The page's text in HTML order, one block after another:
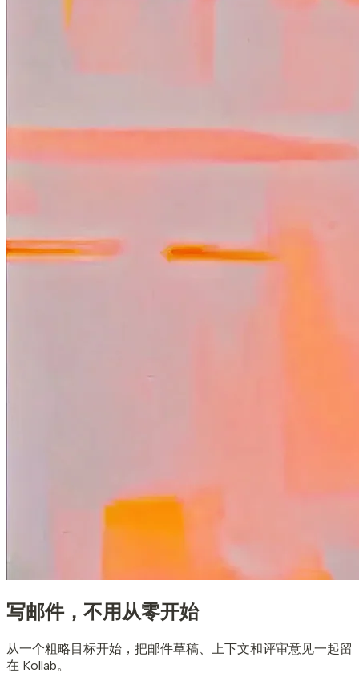
写邮件， 不用从零开始
从一个粗略目标开始，把邮件草稿、上下文和评审意见一起留
在 Kollab。